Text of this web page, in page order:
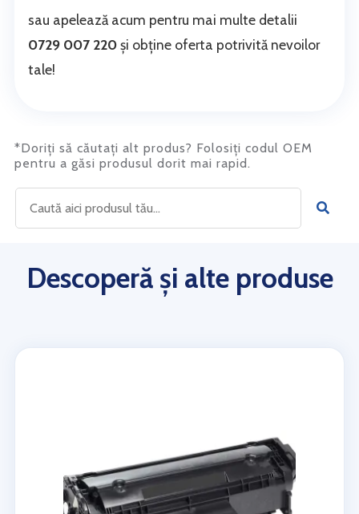
sau apelează acum pentru mai multe detalii
0729 007 220și obține oferta potrivită nevoilor
tale!
*Doriți să căutați alt produs? Folosiți codul OEM
pentru a găsi produsul dorit mai rapid.
Descoperă și alte produse